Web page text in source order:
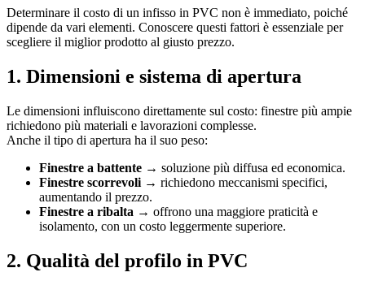
Determinare il costo di un infisso in PVC non è immediato, poiché
dipende da vari elementi. Conoscere questi fattori è essenziale per
scegliere il miglior prodotto al giusto prezzo.
1. Dimensioni e sistema di apertura
Le dimensioni influiscono direttamente sul costo: finestre più ampie
richiedono più materiali e lavorazioni complesse.
Anche il tipo di apertura ha il suo peso:
Finestre a battente → soluzione più diffusa ed economica.
Finestre scorrevoli → richiedono meccanismi specifici,
aumentando il prezzo.
Finestre a ribalta → offrono una maggiore praticità e
isolamento, con un costo leggermente superiore.
2. Qualità del profilo in PVC